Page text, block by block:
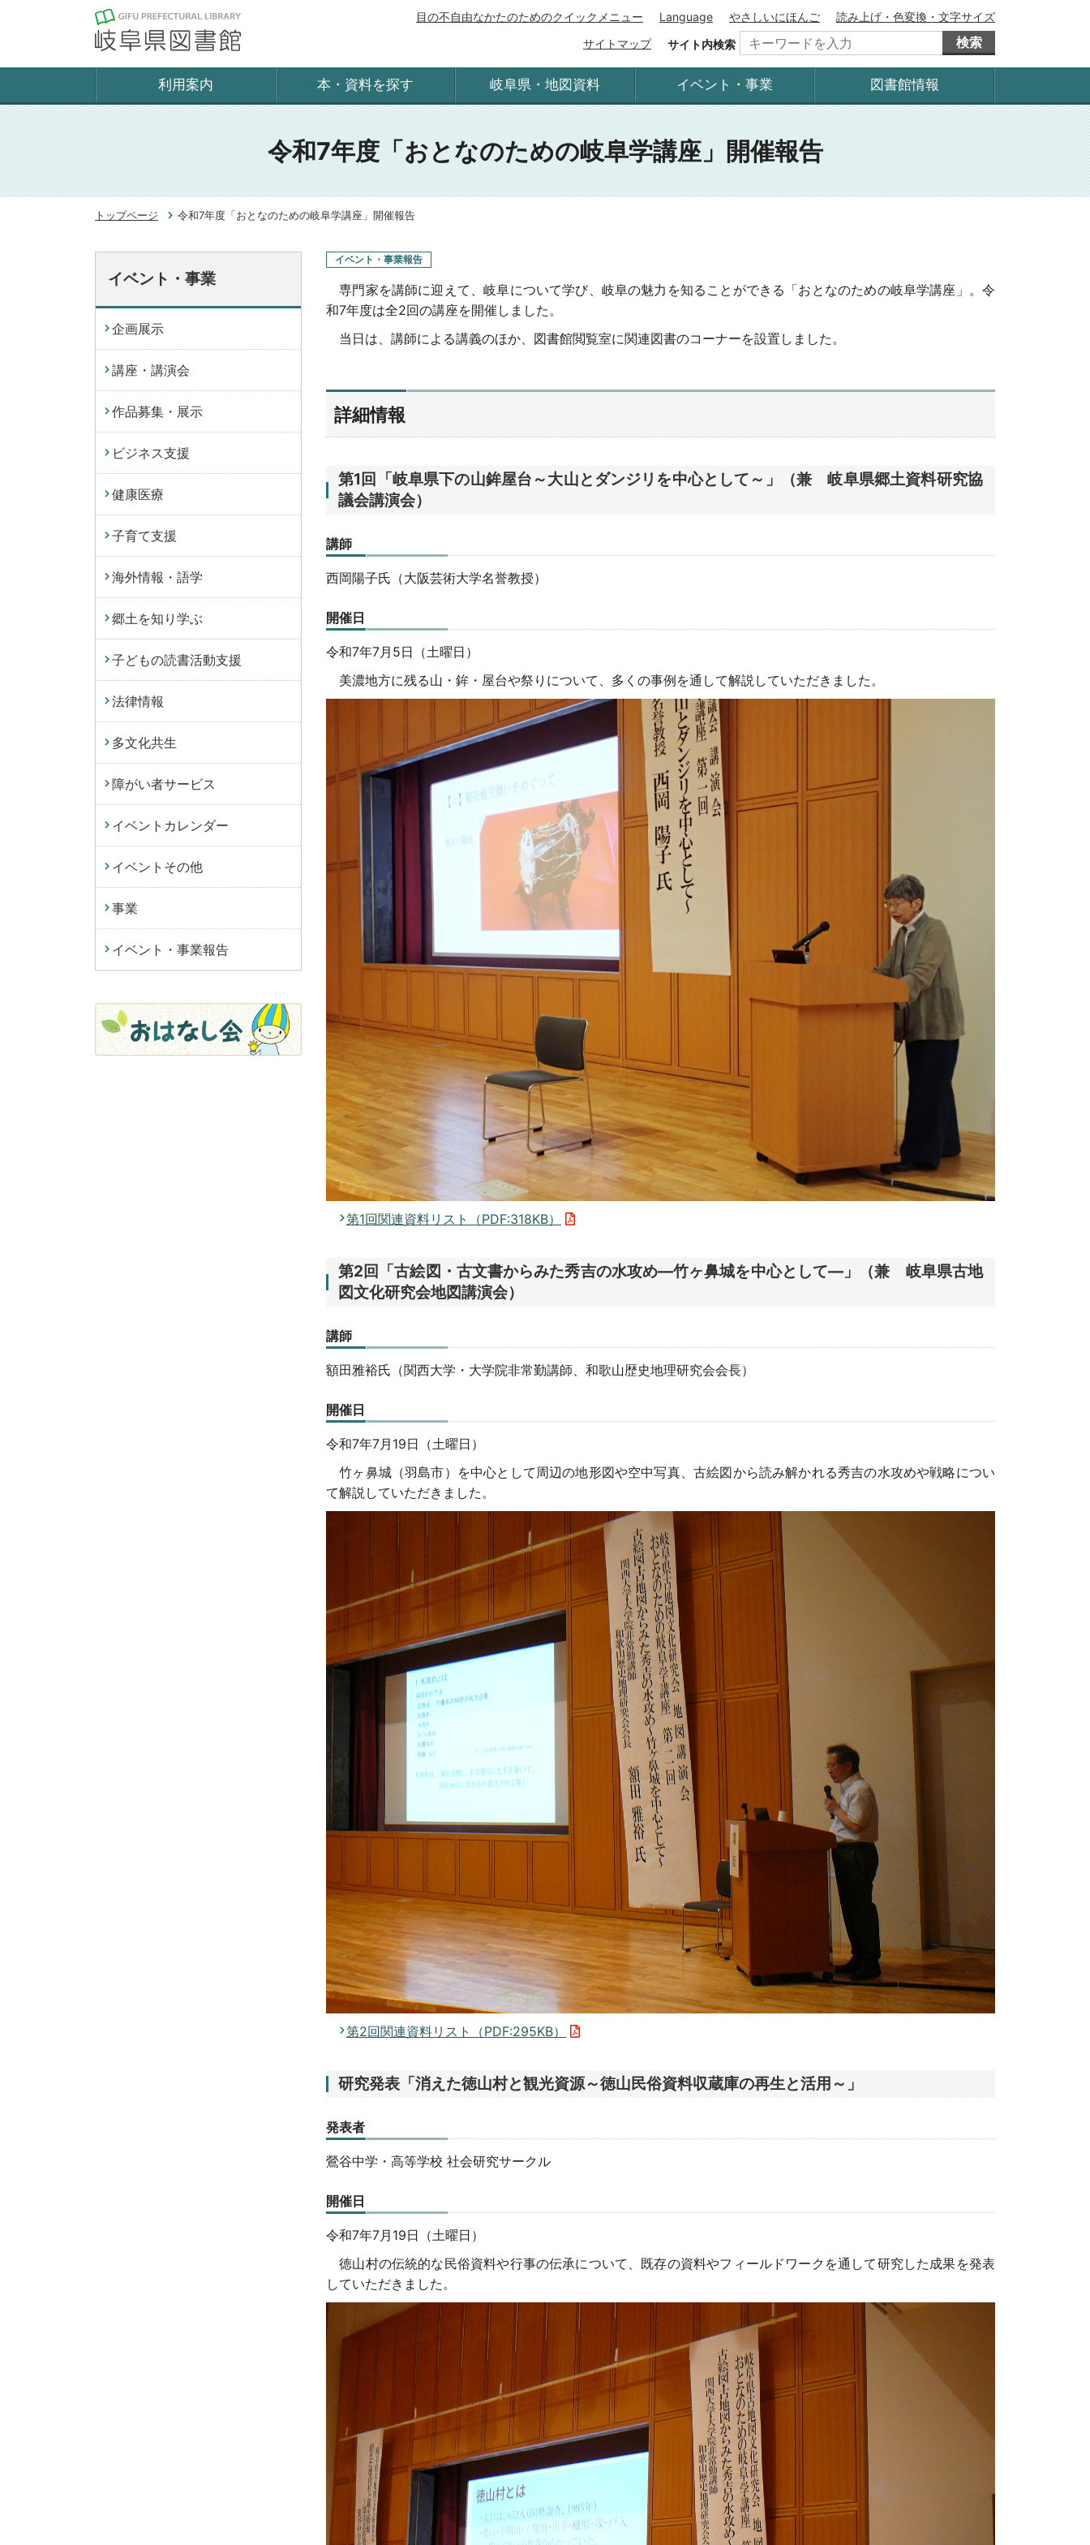
目の不自由なかたのためのクイックメニュー Language やさしいにほんご
読み上げ・色変換・文字サイズ
サイトマップ
サイト内検索 検索
利用案内 本・資料を探す 岐阜県・地図資料 イベント・事業 図書館情報
令和7年度「おとなのための岐阜学講座」開催報告
トップページ 令和7年度「おとなのための岐阜学講座」開催報告
イベント・事業報告
専門家を講師に迎えて、岐阜について学び、岐阜の魅力を知ることができる「おとなのための岐阜学講座」。令
和7年度は全2回の講座を開催しました。
当日は、講師による講義のほか、図書館閲覧室に関連図書のコーナーを設置しました。
詳細情報
第1回「岐阜県下の山鉾屋台～大山とダンジリを中心として～」（兼 岐阜県郷土資料研究協
議会講演会）
講師
西岡陽子氏（大阪芸術大学名誉教授）
開催日
令和7年7月5日（土曜日）
美濃地方に残る山・鉾・屋台や祭りについて、多くの事例を通して解説していただきました。
第1回関連資料リスト（PDF:318KB）
第2回「古絵図・古文書からみた秀吉の水攻め―竹ヶ鼻城を中心として―」（兼 岐阜県古地
図文化研究会地図講演会）
講師
額田雅裕氏（関西大学・大学院非常勤講師、和歌山歴史地理研究会会長）
開催日
令和7年7月19日（土曜日）
竹ヶ鼻城（羽島市）を中心として周辺の地形図や空中写真、古絵図から読み解かれる秀吉の水攻めや戦略につい
て解説していただきました。
第2回関連資料リスト（PDF:295KB）
研究発表「消えた徳山村と観光資源～徳山民俗資料収蔵庫の再生と活用～」
発表者
鶯谷中学・高等学校 社会研究サークル
開催日
令和7年7月19日（土曜日）
徳山村の伝統的な民俗資料や行事の伝承について、既存の資料やフィールドワークを通して研究した成果を発表
していただきました。
イベント・事業
企画展示
講座・講演会
作品募集・展示
ビジネス支援
健康医療
子育て支援
海外情報・語学
郷土を知り学ぶ
子どもの読書活動支援
法律情報
多文化共生
障がい者サービス
イベントカレンダー
イベントその他
事業
イベント・事業報告